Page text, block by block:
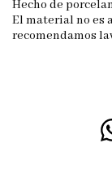
Hecho de
El material no es
recomendamos